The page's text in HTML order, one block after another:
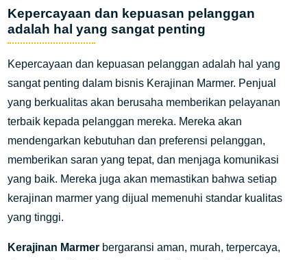
Kepercayaan dan kepuasan pelanggan
adalah hal yang sangat penting
Kepercayaan dan kepuasan pelanggan adalah hal yang
sangat penting dalam bisnis Kerajinan Marmer. Penjual
yang berkualitas akan berusaha memberikan pelayanan
terbaik kepada pelanggan mereka. Mereka akan
mendengarkan kebutuhan dan preferensi pelanggan,
memberikan saran yang tepat, dan menjaga komunikasi
yang baik. Mereka juga akan memastikan bahwa setiap
kerajinan marmer yang dijual memenuhi standar kualitas
yang tinggi.
Kerajinan Marmer bergaransi aman, murah, terpercaya,